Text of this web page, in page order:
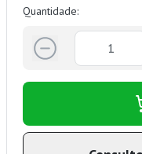
Quantidade: